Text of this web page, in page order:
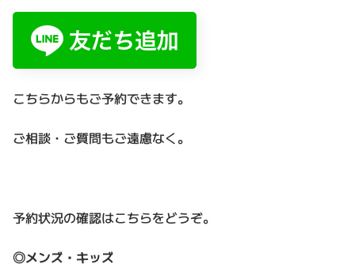
こちらからもご予約できます。
ご相談・ご質問もご遠慮なく。
予約状況の確認はこちらをどうぞ。
◎メンズ・キッズ